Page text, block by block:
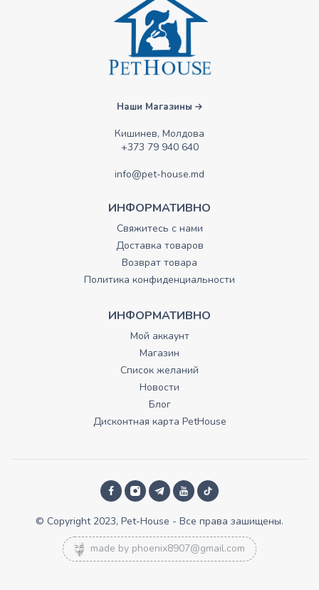
Наши Магазины
Кишинев, Молдова
+373 79 940 640
info@pet-house.md
ИНФОРМАТИВНО
Свяжитесь с нами
Доставка товаров
Возврат товара
Политика конфиденциальности
ИНФОРМАТИВНО
Мой аккаунт
Магазин
Список желаний
Новости
Блог
Дисконтная карта PetHouse
© Copyright 2023, Pet-House - Все права зашищены.
made by phoenix8907@gmail.com